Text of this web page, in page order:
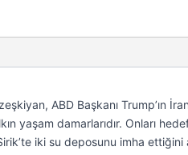
ABD Başkanı Trump’ın
yaşam damarlarıdır. Onları
iki su deposunu imha ettiğini